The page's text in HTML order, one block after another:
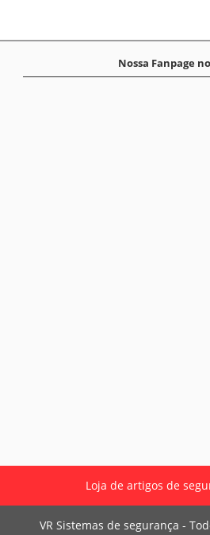
Nossa Fanpage
Loja de artigos de
VR Sistemas de segurança -